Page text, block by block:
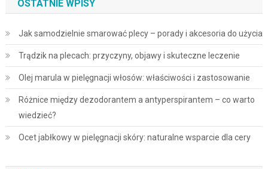
OSTATNIE WPISY
Jak samodzielnie smarować plecy – porady i akcesoria do użycia
Trądzik na plecach: przyczyny, objawy i skuteczne leczenie
Olej marula w pielęgnacji włosów: właściwości i zastosowanie
Różnice między dezodorantem a antyperspirantem – co warto
wiedzieć?
Ocet jabłkowy w pielęgnacji skóry: naturalne wsparcie dla cery